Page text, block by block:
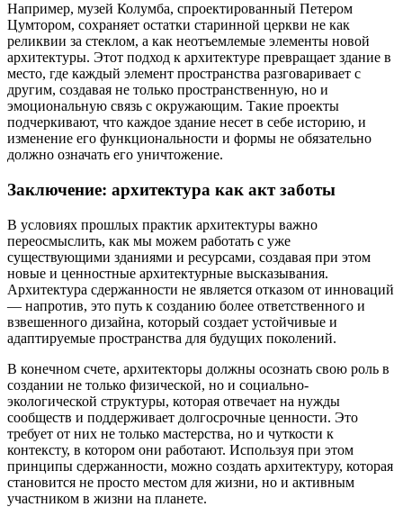
Например, музей Колумба, спроектированный Петером
Цумтором, сохраняет остатки старинной церкви не как
реликвии за стеклом, а как неотъемлемые элементы новой
архитектуры. Этот подход к архитектуре превращает здание в
место, где каждый элемент пространства разговаривает с
другим, создавая не только пространственную, но и
эмоциональную связь с окружающим. Такие проекты
подчеркивают, что каждое здание несет в себе историю, и
изменение его функциональности и формы не обязательно
должно означать его уничтожение.
Заключение: архитектура как акт заботы
В условиях прошлых практик архитектуры важно
переосмыслить, как мы можем работать с уже
существующими зданиями и ресурсами, создавая при этом
новые и ценностные архитектурные высказывания.
Архитектура сдержанности не является отказом от инноваций
— напротив, это путь к созданию более ответственного и
взвешенного дизайна, который создает устойчивые и
адаптируемые пространства для будущих поколений.
В конечном счете, архитекторы должны осознать свою роль в
создании не только физической, но и социально-
экологической структуры, которая отвечает на нужды
сообществ и поддерживает долгосрочные ценности. Это
требует от них не только мастерства, но и чуткости к
контексту, в котором они работают. Используя при этом
принципы сдержанности, можно создать архитектуру, которая
становится не просто местом для жизни, но и активным
участником в жизни на планете.